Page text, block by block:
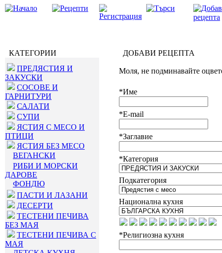
КАТЕГОРИИ
ПРЕДЯСТИЯ И
ЗАКУСКИ
СОСОВЕ И
ГАРНИТУРИ
САЛАТИ
СУПИ
ЯСТИЯ С МЕСО И
ПТИЦИ
ЯСТИЯ БЕЗ МЕСО
ВЕГАНСКИ
РИБИ И МОРСКИ
ДАРОВЕ
ФОНДЮ
ПАСТИ И ЛАЗАНИ
ДЕСЕРТИ
ТЕСТЕНИ ПЕЧИВА
БЕЗ МАЯ
ТЕСТЕНИ ПЕЧИВА С
МАЯ
ДОБАВИ РЕЦЕПТА
Моля, не подминавайте
*Име
*E-mail
*Заглавие
*Категория
Подкатегория
Национална кухня
*Религиозна кухня